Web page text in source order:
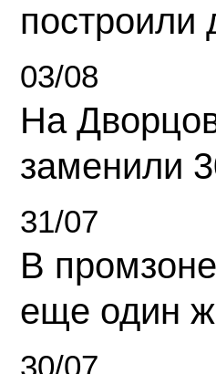
построили
03/08
На
заменили
31/07
В
еще один
30/07